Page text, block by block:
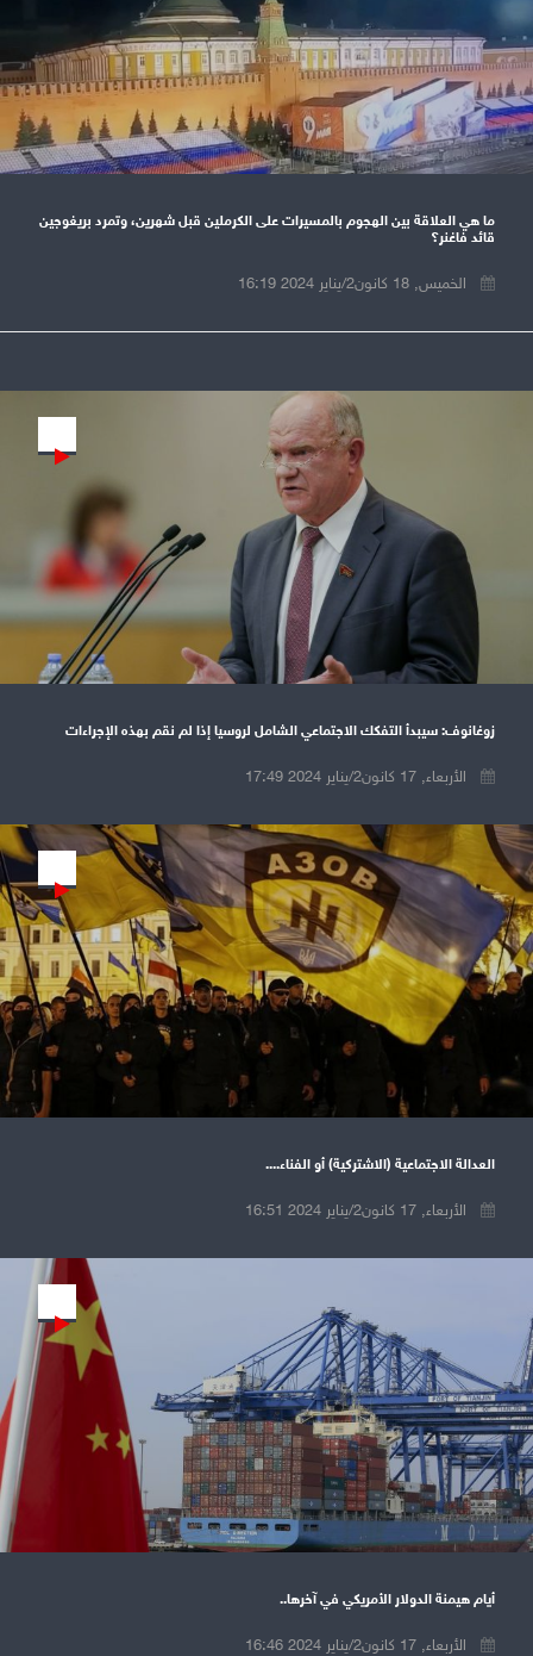
ما هي العلاقة بين الهجوم بالمسيرات على الكرملين قبل شهرين، وتمرد بريغوجين
قائد فاغنر؟
الخميس, 18 كانون2/يناير 2024 16:19
زوغانوف: سيبدأ التفكك الاجتماعي الشامل لروسيا إذا لم نقم بهذه الإجراءات
الأربعاء, 17 كانون2/يناير 2024 17:49
Play
العدالة الاجتماعية (الاشتركية) أو الفناء....
الأربعاء, 17 كانون2/يناير 2024 16:51
أيام هيمنة الدولار الأمريكي في آخرها..
الأربعاء, 17 كانون2/يناير 2024 16:46